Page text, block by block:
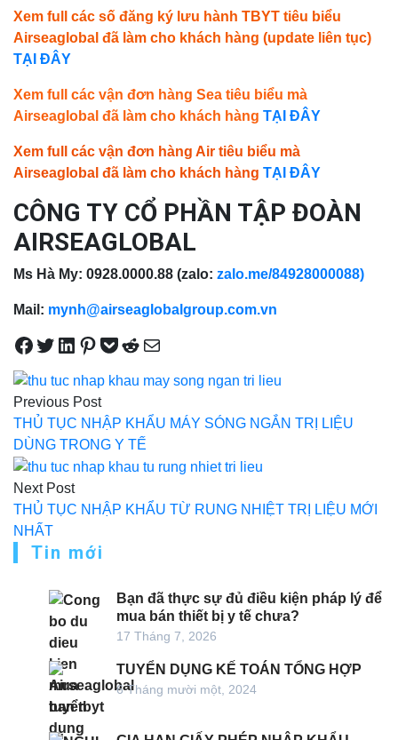
Xem full các số đăng ký lưu hành TBYT tiêu biểu
Airseaglobal đã làm cho khách hàng (update liên tục)
TẠI ĐÂY
Xem full các vận đơn hàng Sea tiêu biểu mà
Airseaglobal đã làm cho khách hàng TẠI ĐÂY
Xem full các vận đơn hàng Air tiêu biểu mà
Airseaglobal đã làm cho khách hàng TẠI ĐÂY
CÔNG TY CỔ PHẦN TẬP ĐOÀN
AIRSEAGLOBAL
Ms Hà My: 0928.0000.88 (zalo: zalo.me/84928000088)
Mail: mynh@airseaglobalgroup.com.vn
Share on Facebook
Tweet on Twitter
Share on LinkedIn
Pin on Pinterest
Save to pocket
Share on Reddit
Share via Email
Điều
hướng
bài
viết
Previous Post
THỦ TỤC NHẬP KHẨU MÁY SÓNG NGẮN TRỊ LIỆU
DÙNG TRONG Y TẾ
Next Post
THỦ TỤC NHẬP KHẨU TỪ RUNG NHIỆT TRỊ LIỆU MỚI
NHẤT
Tin mới
Bạn đã thực sự đủ điều kiện pháp lý để
mua bán thiết bị y tế chưa?
17 Tháng 7, 2026
TUYỂN DỤNG KẾ TOÁN TỔNG HỢP
6 Tháng mười một, 2024